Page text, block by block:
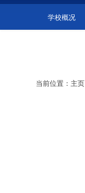
学校概况
当前位置： 主页